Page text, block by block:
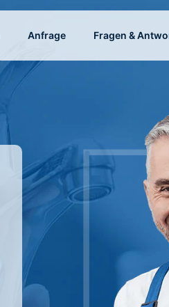
Anfrage Fragen &